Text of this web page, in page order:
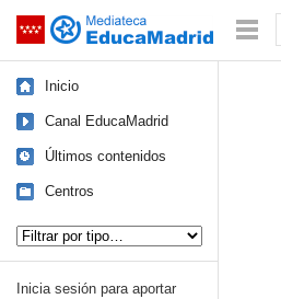
Saltar navegación
Inicio
Canal EducaMadrid
Últimos contenidos
Centros
Inicia sesión para aportar